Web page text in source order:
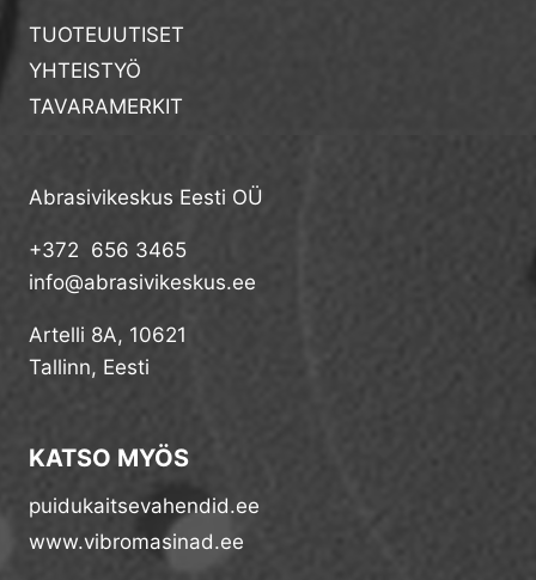
TUOTEUUTISET
YHTEISTYÖ
TAVARAMERKIT
Abrasivikeskus Eesti OÜ
+372 656 3465
info@abrasivikeskus.ee
Artelli 8A, 10621
Tallinn, Eesti
KATSO MYÖS
puidukaitsevahendid.ee
www.vibromasinad.ee